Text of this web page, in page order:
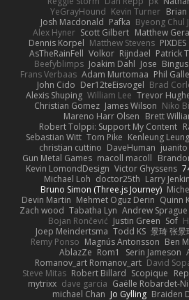
YeGrayHound Kevin Turner Brian
Josh Macdonald Pafka Byeong Chul
Alex Hyner Scott Gilbert Matthew
Dennis Korpel Matthew Stevens
AsTheRainFell Volkor Rijndael Patrick
Beefyblimps Joakim Dahl Jose
Frans Verbaas Adam Murtomaa Phil
John Cido Der12teEisvogel Brad
Alexis Shuping William Lee Trevor
Christian Gomez James Wilson Niko
Mareno Harr Olsen Brett
Robert Tolppi: Support My Content
Sebastian Witt Tom Pike Kenleung Leung
christian cuttino DaveHuman juanito
Gun Metal Games macoll macoll
Kevin LomondDesign Victor Ghyssens
Michael Loh doctor25th Larry
Bruno Simon (Three.js Journey)
Devin Martin Mehmet Oguz Derin Quinn
Zach wood Tabatha Lyn Andrew Sprague
Bojan Rončević Justin Green Sof
Joep Meindertsma Todd KS 景琦 张景
Remy Ponso Magnús Antonsson Ben
AblazZe Rom1 Serin Jameson
Romanov_art Romanov_art David
Steve Mitas Robert Billard Scopique
mytrixx dave garcia Gaëlle Robardet-
michael Chan Jo Gylling Braiden